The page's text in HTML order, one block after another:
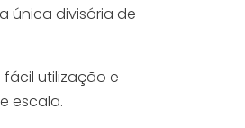
única divisória de
utilização e
escala.